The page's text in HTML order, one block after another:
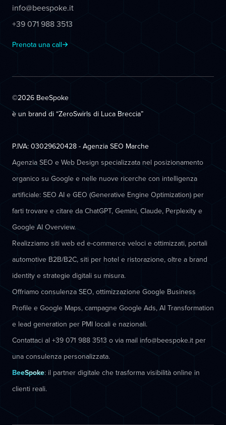
info@beespoke.it
+39 071 988 3513
Prenota una call
©2026 BeeSpoke
è un brand di “ZeroSwirls di Luca Breccia”
P.IVA: 03029620428 - Agenzia SEO Marche
Agenzia SEO e Web Design specializzata nel posizionamento
organico su Google e nelle nuove ricerche con intelligenza
artificiale: SEO AI e GEO (Generative Engine Optimization) per
farti trovare e citare da ChatGPT, Gemini, Claude, Perplexity e
Google AI Overview.
Realizziamo siti web ed e-commerce veloci e ottimizzati, portali
automotive B2B/B2C, siti per hotel e ristorazione, oltre a brand
identity e strategie digitali su misura.
Offriamo consulenza SEO, ottimizzazione Google Business
Profile e Google Maps, campagne Google Ads, AI Transformation
e lead generation per PMI locali e nazionali.
Contattaci al +39 071 988 3513 o via mail info@beespoke.it per
una consulenza personalizzata.
BeeSpoke: il partner digitale che trasforma visibilità online in
clienti reali.